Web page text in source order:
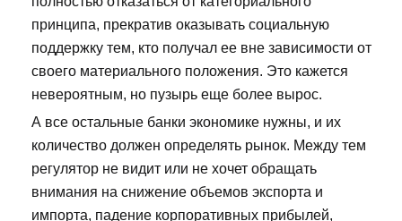
принципа, прекратив оказывать социальную
поддержку тем, кто получал ее вне зависимости от
своего материального положения. Это кажется
невероятным, но пузырь еще более вырос.
А все остальные банки экономике нужны, и их
количество должен определять рынок. Между тем
регулятор не видит или не хочет обращать
внимания на снижение объемов экспорта и
импорта, падение корпоративных прибылей,